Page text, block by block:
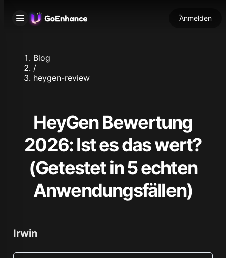
Anmelden
Blog
/
heygen-review
HeyGen Bewertung
2026: Ist es das wert?
(Getestet in 5 echten
Anwendungsfällen)
Irwin